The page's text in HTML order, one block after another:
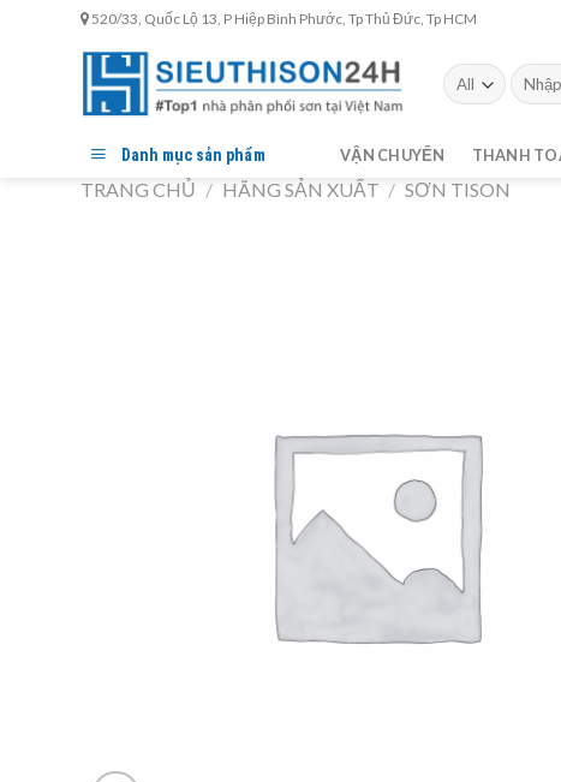
520/33, Quốc Lộ 13, P Hiệp Bình Phước, Tp Thủ Đức, Tp HCM
Tìm
kiếm:
Danh mục sản phẩm VẬN CHUYỂN THANH
TRANG CHỦ / HÃNG SẢN XUẤT / SƠN TISON